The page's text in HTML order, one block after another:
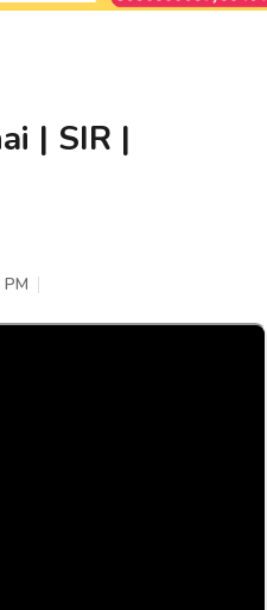
| SIR |